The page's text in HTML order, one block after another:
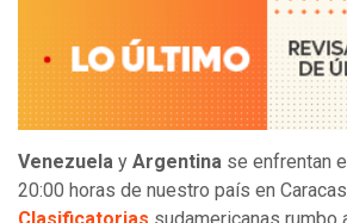
Venezuela y Argentina se enfrentan
20:00 horas de nuestro país en